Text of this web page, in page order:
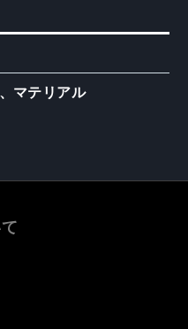
マテリアル